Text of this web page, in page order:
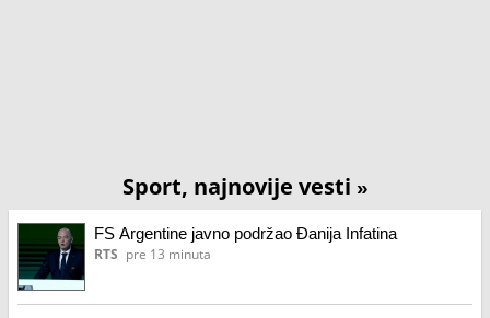
Sport, najnovije vesti »
FS Argentine javno podržao Đanija Infatina
RTS pre 13 minuta